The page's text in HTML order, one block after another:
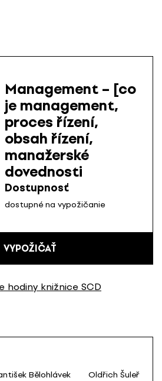
Management – [co
je management,
proces řízení,
obsah řízení,
manažerské
dovednosti
Dostupnosť
dostupné na vypožičanie
VYPOŽIČAŤ
hodiny knižnice SCD
Bělohlávek Oldřich Šuleř